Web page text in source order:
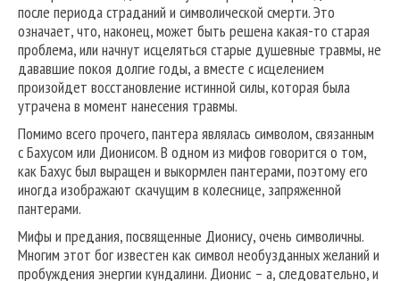
после периода страданий и символической смерти. Это
означает, что, наконец, может быть решена какая-то старая
проблема, или начнут исцеляться старые душевные травмы, не
дававшие покоя долгие годы, а вместе с исцелением
произойдет восстановление истинной силы, которая была
утрачена в момент нанесения травмы.
Помимо всего прочего, пантера являлась символом, связанным
с Бахусом или Дионисом. В одном из мифов говорится о том,
как Бахус был выращен и выкормлен пантерами, поэтому его
иногда изображают скачущим в колеснице, запряженной
пантерами.
Мифы и предания, посвященные Дионису, очень символичны.
Многим этот бог известен как символ необузданных желаний и
пробуждения энергии кундалини. Дионис – а, следовательно, и